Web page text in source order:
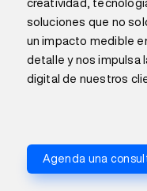
creatividad,
soluciones que no
un impacto medible
detalle y nos impulsa
digital de nuestros
Agenda una